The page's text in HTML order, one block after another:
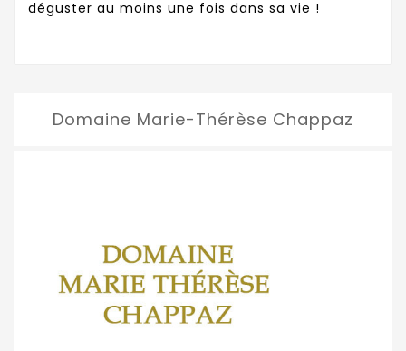
déguster au moins une fois dans sa vie !
Domaine Marie-Thérèse Chappaz